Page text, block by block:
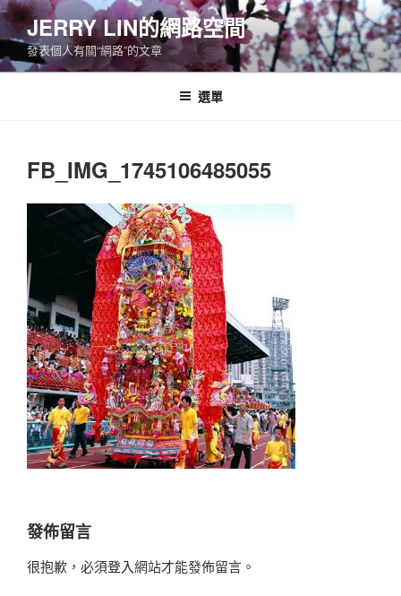
跳
至
主
要
JERRY LIN的網路空間
發表個人有關“網路”的文章
選單
FB_IMG_1745106485055
發佈留言
很抱歉，必須登入網站才能發佈留言。